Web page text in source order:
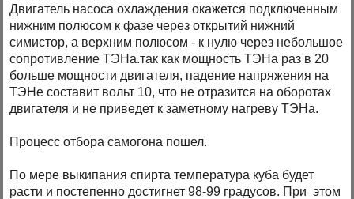
Двигатель насоса охлаждения окажется подключенным
нижним полюсом к фазе через открытий нижний
симистор, а верхним полюсом - к нулю через небольшое
сопротивление ТЭНа.так как мощность ТЭНа раз в 20
больше мощности двигателя, падение напряжения на
ТЭНе составит вольт 10, что не отразится на оборотах
двигателя и не приведет к заметному нагреву ТЭНа.
Процесс отбора самогона пошел.
По мере выкипания спирта температура куба будет
расти и постепенно достигнет 98-99 градусов. При этом